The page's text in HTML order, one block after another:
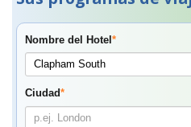
Nombre del Hotel *
Ciudad*